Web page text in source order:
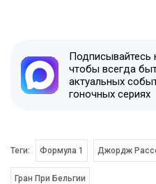
Подписывайтесь
чтобы всегда
актуальных
гоночных сериях
Теги: Формула 1 Джордж
Гран При Бельгии